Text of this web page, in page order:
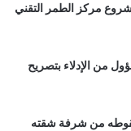
مركز الطمر التقني
من الإدلاء بتصريح
من شرفة شقته